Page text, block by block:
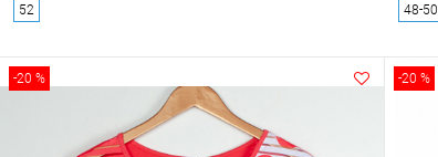
52 48-50
-20 % -20 %